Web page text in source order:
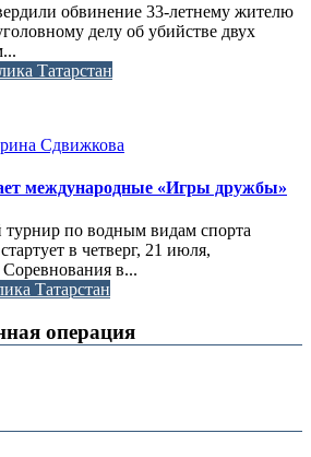
обвинение 33-летнему жителю
делу об убийстве двух
Татарстан
Сдвижкова
международные «Игры дружбы»
по водным видам спорта
в четверг, 21 июля,
в...
Татарстан
операция